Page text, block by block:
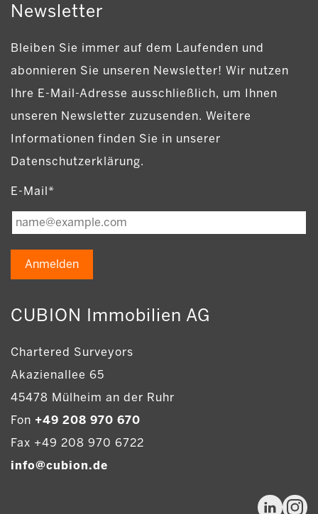
Newsletter
Bleiben Sie immer auf dem Laufenden und
abonnieren Sie unseren Newsletter! Wir nutzen
Ihre E-Mail-Adresse ausschließlich, um Ihnen
unseren Newsletter zuzusenden. Weitere
Informationen finden Sie in unserer
Datenschutzerklärung.
E-Mail*
Anmelden
CUBION Immobilien AG
Chartered Surveyors
Akazienallee 65
45478 Mülheim an der Ruhr
Fon +49 208 970 670
Fax +49 208 970 6722
info@cubion.de